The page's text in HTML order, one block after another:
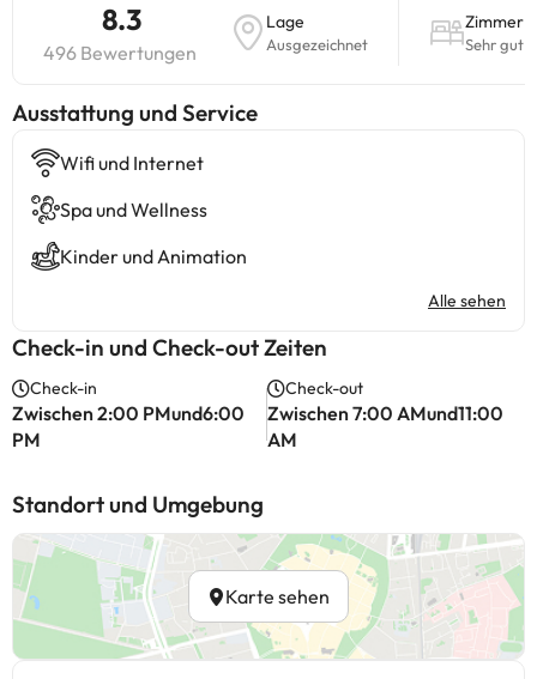
8.3
496 Bewertungen
Lage
Ausgezeichnet
Zimmer
Sehr gut
​Ausstattung und Service
Wifi und Internet
Spa und Wellness
Kinder und Animation
Alle sehen
Check-in und Check-out Zeiten
Check-in
Zwischen 2:00 PMund6:00
PM
Check-out
Zwischen 7:00 AMund11:00
AM
Standort und Umgebung
Karte sehen